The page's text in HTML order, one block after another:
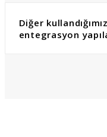
Diğer
entegrasyon